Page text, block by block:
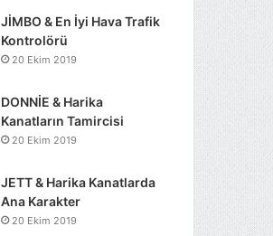
JİMBO & En İyi Hava Trafik
Kontrolörü
20 Ekim 2019
DONNİE & Harika
Kanatların Tamircisi
20 Ekim 2019
JETT & Harika Kanatlarda
Ana Karakter
20 Ekim 2019